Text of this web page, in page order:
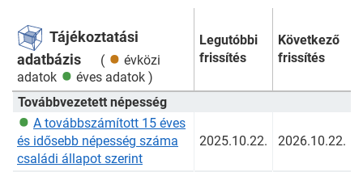
Tájékoztatási
adatbázis
(
évközi
adatok
éves adatok )
Legutóbbi
frissítés
Következő
frissítés
Továbbvezetett népesség
A továbbszámított 15 éves
és idősebb népesség száma
családi állapot szerint
2025.10.22. 2026.10.22.